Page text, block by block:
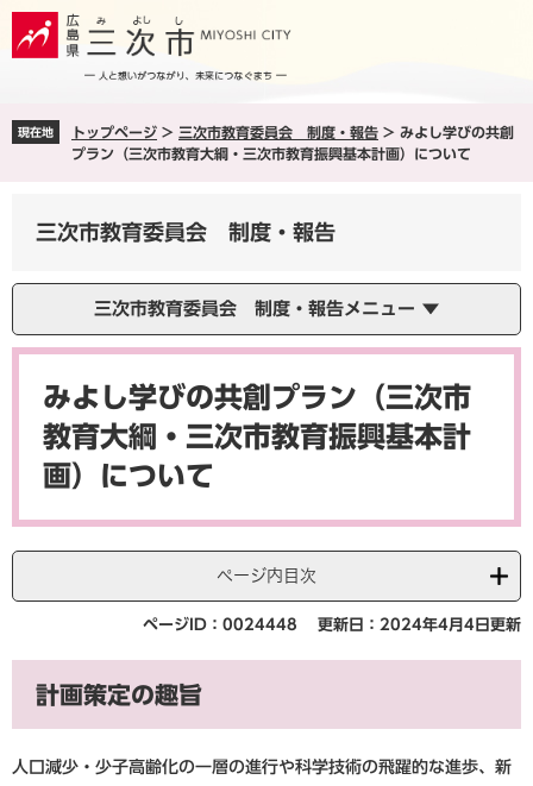
ペ
ジ
メ
ュ
へ
現在地 トップページ > 三次市教育委員会 制度・報告 > みよし学びの共創
プラン（三次市教育大綱・三次市教育振興基本計画）について
三次市教育委員会 制度・報告
三次市教育委員会 制度・報告メニュー
本
みよし学びの共創プラン（三次市
教育大綱・三次市教育振興基本計
画）について
ページ内目次
ページID：0024448 更新日：2024年4月4日更新
計画策定の趣旨
人口減少・少子高齢化の一層の進行や科学技術の飛躍的な進歩、新